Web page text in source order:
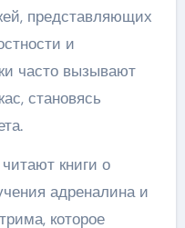
представляющих
и
часто вызывают
становясь
книги о
адреналина и
которое